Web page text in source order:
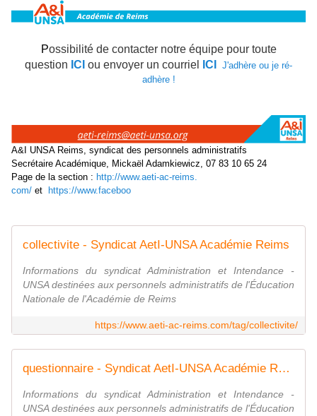
Possibilité de contacter notre équipe pour toute
question ICI ou envoyer un courriel ICI J'adhère ou je ré-
adhère!
A&I UNSA Reims, syndicat des personnels administratifs
Secrétaire Académique, Mickaël Adamkiewicz, 07 83 10 65 24
Page de la section : http://www.aeti-ac-reims.
com/ et https://www.faceboo
collectivite - Syndicat AetI-UNSA Académie Reims
Informations du syndicat Administration et Intendance -
UNSA destinées aux personnels administratifs de l'Éducation
Nationale de l'Académie de Reims
https://www.aeti-ac-reims.com/tag/collectivite/
questionnaire - Syndicat AetI-UNSA Académie Reims
Informations du syndicat Administration et Intendance -
UNSA destinées aux personnels administratifs de l'Éducation